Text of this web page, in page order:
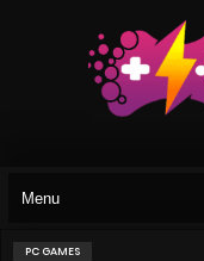
PC GAMES